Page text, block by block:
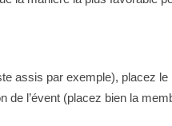
assis par exemple), placez
de l’évent (placez bien la